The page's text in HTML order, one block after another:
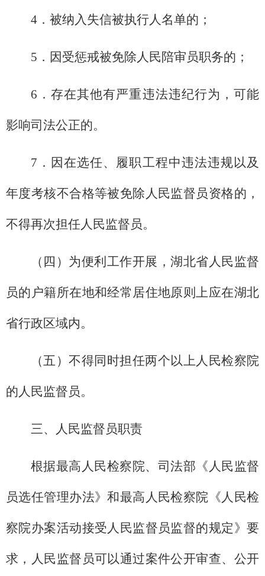
4．被纳入失信被执行人名单的；
5．因受惩戒被免除人民陪审员职务的；
6．存在其他有严重违法违纪行为，可能
影响司法公正的。
7．因在选任、履职工程中违法违规以及
年度考核不合格等被免除人民监督员资格的，
不得再次担任人民监督员。
（四）为便利工作开展，湖北省人民监督
员的户籍所在地和经常居住地原则上应在湖北
省行政区域内。
（五）不得同时担任两个以上人民检察院
的人民监督员。
三、人民监督员职责
根据最高人民检察院、司法部《人民监督
员选任管理办法》和最高人民检察院《人民检
察院办案活动接受人民监督员监督的规定》要
求，人民监督员可以通过案件公开审查、公开